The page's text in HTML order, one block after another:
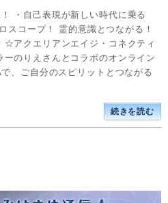
・自己表現が新しい時代に乗る
スコープ！ 霊的意識とつながる！
☆アクエリアンエイジ・コネクティ
のりえさんとコラボのオンライン
、ご自分のスピリットとつながる
続きを読む